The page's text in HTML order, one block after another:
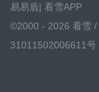
易易盾| 看雪APP
©2000 - 2026 看雪 /
31011502006611号